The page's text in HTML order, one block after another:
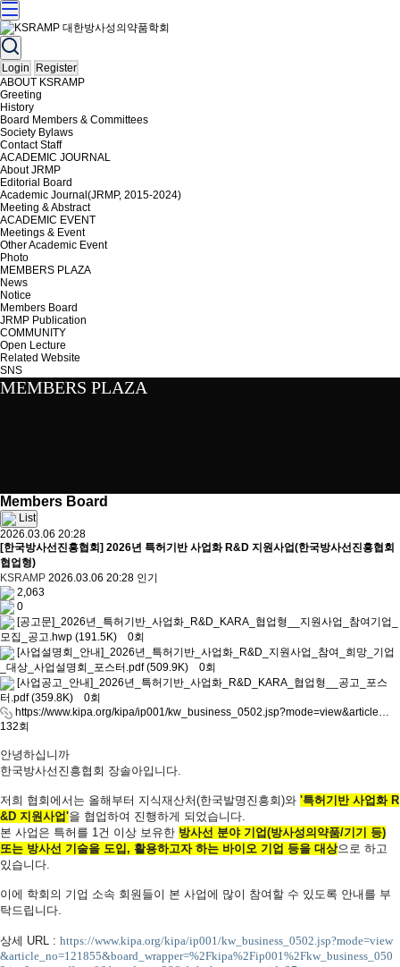
Login
Register
ABOUT KSRAMP
Greeting
History
Board Members & Committees
Society Bylaws
Contact Staff
ACADEMIC JOURNAL
About JRMP
Editorial Board
Academic Journal(JRMP, 2015-2024)
Meeting & Abstract
ACADEMIC EVENT
Meetings & Event
Other Academic Event
Photo
MEMBERS PLAZA
News
Notice
Members Board
JRMP Publication
COMMUNITY
Open Lecture
Related Website
SNS
MEMBERS PLAZA
Members Board
List
2026.03.06 20:28
[한국방사선진흥협회] 2026년 특허기반 사업화 R&D 지원사업(한국방사선진흥협회
협업형)
KSRAMP 2026.03.06 20:28 인기
2,063
0
[공고문]_2026년_특허기반_사업화_R&D_KARA_협업형__지원사업_참여기업_
모집_공고.hwp (191.5K) 0회
[사업설명회_안내]_2026년_특허기반_사업화_R&D_지원사업_참여_희망_기업
_대상_사업설명회_포스터.pdf(509.9K) 0회
[사업공고_안내]_2026년_특허기반_사업화_R&D_KARA_협업형__공고_포스
터.pdf(359.8K) 0회
https://www.kipa.org/kipa/ip001/kw_business_0502.jsp?mode=view&article…
132회
안녕하십니까
한국방사선진흥협회 장솔아입니다.
저희 협회에서는 올해부터 지식재산처(한국발명진흥회)와 '특허기반 사업화 R
&D 지원사업'을 협업하여 진행하게 되었습니다.
본 사업은 특허를 1건 이상 보유한 방사선 분야 기업(방사성의약품/기기 등)
또는 방사선 기술을 도입, 활용하고자 하는 바이오 기업 등을 대상으로 하고
있습니다.
이에 학회의 기업 소속 회원들이 본 사업에 많이 참여할 수 있도록 안내를 부
탁드립니다.
상세 URL : https://www.kipa.org/kipa/ip001/kw_business_0502.jsp?mode=view
&article_no=121855&board_wrapper=%2Fkipa%2Fip001%2Fkw_business_050